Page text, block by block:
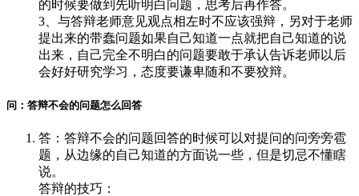
的时候要做到先听明白问题，思考后再作答。
3、与答辩老师意见观点相左时不应该强辩，另对于老师
提出来的带蠢问题如果自己知道一点就把自己知道的说
出来，自己完全不明白的问题要敢于承认告诉老师以后
会好好研究学习，态度要谦卑随和不要狡辩。
问：答辩不会的问题怎么回答
答：答辩不会的问题回答的时候可以对提问的问旁旁雹
题，从边缘的自己知道的方面说一些，但是切忌不懂瞎
说。
答辩的技巧：